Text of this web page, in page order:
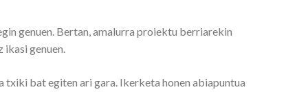
genuen. Bertan, amalurra proiektu berriarekin
genuen.
txiki bat egiten ari gara. Ikerketa honen abiapuntua